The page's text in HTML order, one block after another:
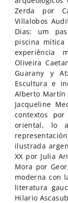
Zerda por
Villalobos
Dias: um
piscina mítica
experiência
Oliveira
Guarany y
Escultura e
Alberto
Jacqueline
contextos
oriental, lo
ilustrada
XX por Julia
Mora por
moderna con
literatura
Hilario